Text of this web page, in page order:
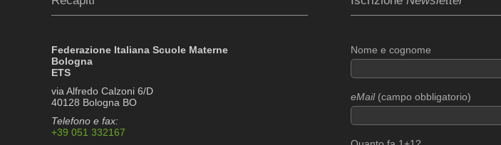
Federazione Italiana Scuole Materne
Bologna
ETS
via Alfredo Calzoni 6/D
40128 Bologna BO
Telefono e fax:
+39 051 332167
Nome e cognome
eMail(campo obbligatorio)